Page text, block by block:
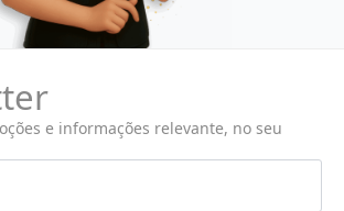
e informações relevante, no seu